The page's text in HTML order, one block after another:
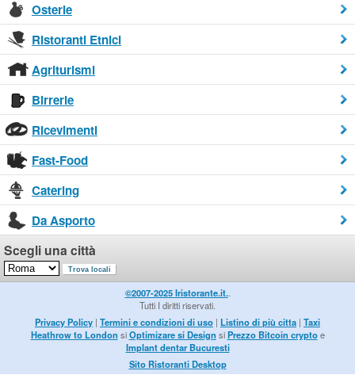
Osterie
Ristoranti Etnici
Agriturismi
Birrerie
Ricevimenti
Fast-Food
Catering
Da Asporto
Scegli una città
©2007-2025 Iristorante.it..
Tutti I diritti riservati.
Privacy Policy | Termini e condizioni di uso | Listino di più citta | Taxi
Heathrow to London siOptimizare si Design siPrezzo Bitcoin cryptoe
Implant dentar Bucuresti
Sito Ristoranti Desktop